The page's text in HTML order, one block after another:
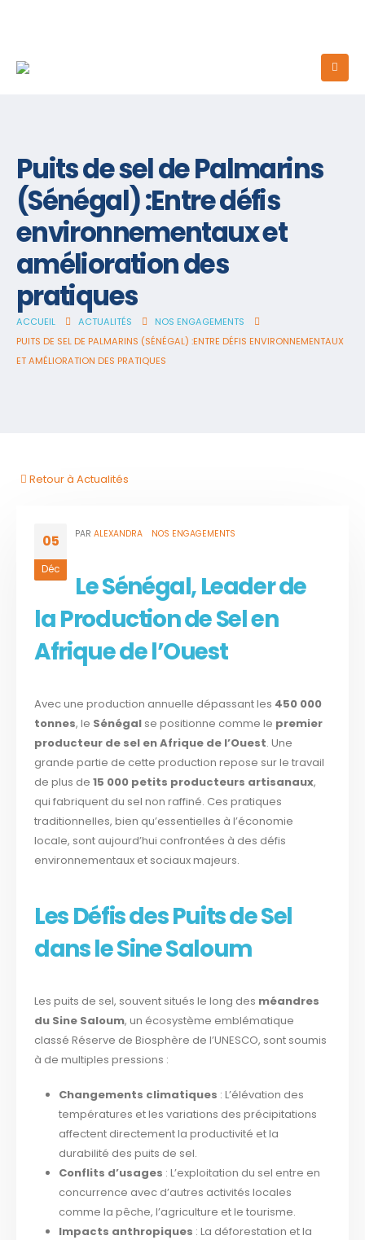
Puits de sel de Palmarins
(Sénégal) :Entre défis
environnementaux et
amélioration des
pratiques
ACCUEIL ACTUALITÉS
NOS ENGAGEMENTS
PUITS DE SEL DE PALMARINS (SÉNÉGAL) :ENTRE DÉFIS ENVIRONNEMENTAUX
ET AMÉLIORATION DES PRATIQUES
Retour à Actualités
05
Déc
PAR ALEXANDRA NOS ENGAGEMENTS
Le Sénégal, Leader de
la Production de Sel en
Afrique de l’Ouest
Avec une production annuelle dépassant les 450 000
tonnes, le Sénégal se positionne comme le premier
producteur de sel en Afrique de l’Ouest. Une
grande partie de cette production repose sur le travail
de plus de15 000 petits producteurs artisanaux,
qui fabriquent du sel non raffiné. Ces pratiques
traditionnelles, bien qu’essentielles à l’économie
locale, sont aujourd’hui confrontées à des défis
environnementaux et sociaux majeurs.
Les Défis des Puits de Sel
dans le Sine Saloum
Les puits de sel, souvent situés le long des méandres
du Sine Saloum, un écosystème emblématique
classé Réserve de Biosphère de l’UNESCO, sont soumis
à de multiples pressions :
Changements climatiques : L’élévation des
températures et les variations des précipitations
affectent directement la productivité et la
durabilité des puits de sel.
Conflits d’usages : L’exploitation du sel entre en
concurrence avec d’autres activités locales
comme la pêche, l’agriculture et le tourisme.
Impacts anthropiques : La déforestation et la